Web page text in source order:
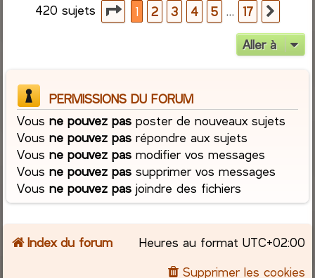
420 sujets
Page1sur 17
1 2 3 4 5 … 17
Aller à
PERMISSIONS DU FORUM
Vousne pouvez pas poster de nouveaux sujets
Vousne pouvez pas répondre aux sujets
Vousne pouvez pas modifier vos messages
Vousne pouvez pas supprimer vos messages
Vousne pouvez pas joindre des fichiers
Index du forum Heures au format UTC+02:00
Supprimer les cookies